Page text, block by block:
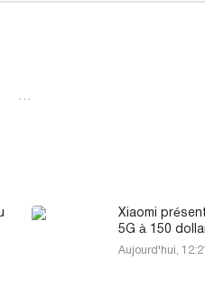
…
Xiaomi
5G à 150
Aujourd'hui, 12:21